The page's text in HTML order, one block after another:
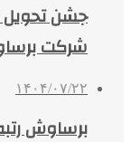
جشن تحویل
شرکت
۱۴۰۴/۰۷/۲۲
برساوش